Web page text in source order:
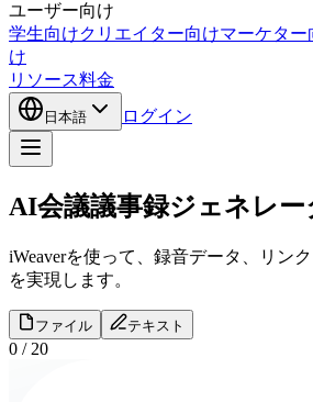
ユーザー向け
学生向けクリエイター向けマーケター
け
リソース料金
日本語 ログイン
AI会議議事録ジェネレー
iWeaverを使って、録音データ、リン
を実現します。
ファイル テキスト
0 / 20